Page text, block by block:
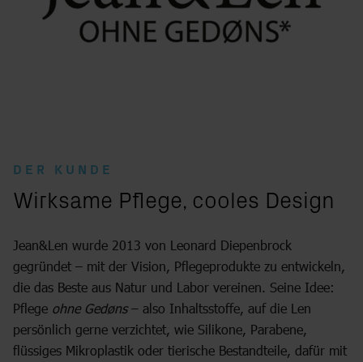
DER KUNDE
:
Wirksame Pflege, cooles Design
Jean&Len wurde 2013 von Leonard Diepenbrock
gegründet – mit der Vision, Pflegeprodukte zu entwickeln,
die das Beste aus Natur und Labor vereinen. Seine Idee:
Pflege ohne Gedøns– also Inhaltsstoffe, auf die Len
persönlich gerne verzichtet, wie Silikone, Parabene,
flüssiges Mikroplastik oder tierische Bestandteile, dafür mit